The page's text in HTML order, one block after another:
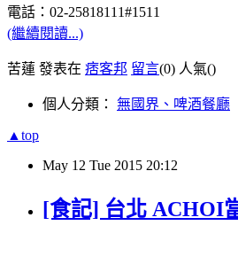
電話：02-25818111#1511
(繼續閱讀...)
苦蓮 發表在 痞客邦 留言(0) 人氣()
個人分類： 無國界、啤酒餐廳
▲top
May 12 Tue 2015 20:12
[食記] 台北 ACHOI